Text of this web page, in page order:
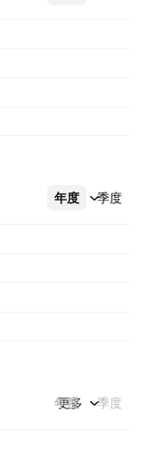
年度 季度
更多
年度 季度
更多